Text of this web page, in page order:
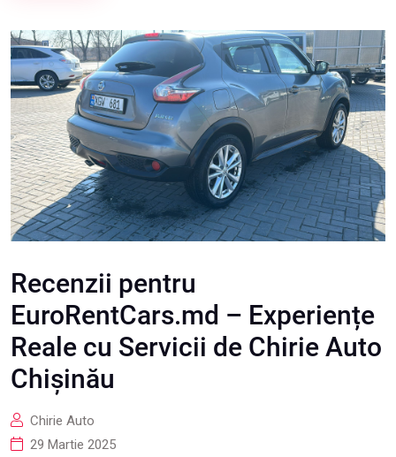
Recenzii pentru
EuroRentCars.md – Experiențe
Reale cu Servicii de Chirie Auto
Chișinău
Chirie Auto
29 Martie 2025